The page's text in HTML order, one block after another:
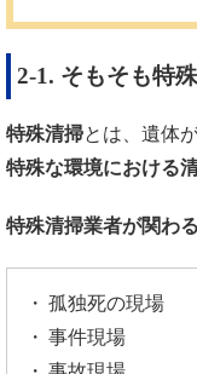
2-1. そもそも特
特殊清掃とは、遺体
特殊な環境における
特殊清掃業者が関わ
孤独死の現場
事件現場